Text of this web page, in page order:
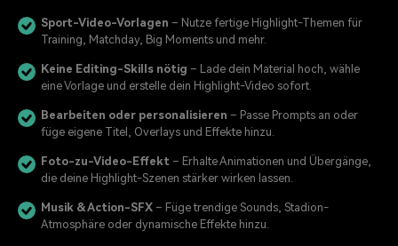
Sport-Video-Vorlagen – Nutze fertige Highlight-Themen für
Training, Matchday, Big Moments und mehr.
Keine Editing-Skills nötig – Lade dein Material hoch, wähle
eine Vorlage und erstelle dein Highlight-Video sofort.
Bearbeiten oder personalisieren – Passe Prompts an oder
füge eigene Titel, Overlays und Effekte hinzu.
Foto-zu-Video-Effekt – Erhalte Animationen und Übergänge,
die deine Highlight-Szenen stärker wirken lassen.
Musik & Action-SFX – Füge trendige Sounds, Stadion-
Atmosphäre oder dynamische Effekte hinzu.